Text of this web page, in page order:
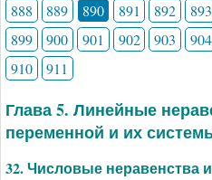
888
889 890 891 892 893
899
900 901 902 903 904
910
911
Глава 5. Линейные
переменной и их
32. Числовые неравенства